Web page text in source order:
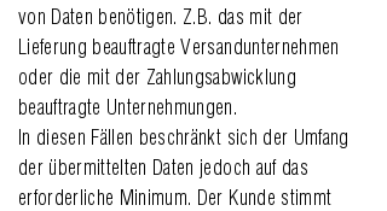
von Daten benötigen. Z.B. das mit der
Lieferung beauftragte Versandunternehmen
oder die mit der Zahlungsabwicklung
beauftragte Unternehmungen.
In diesen Fällen beschränkt sich der Umfang
der übermittelten Daten jedoch auf das
erforderliche Minimum. Der Kunde stimmt